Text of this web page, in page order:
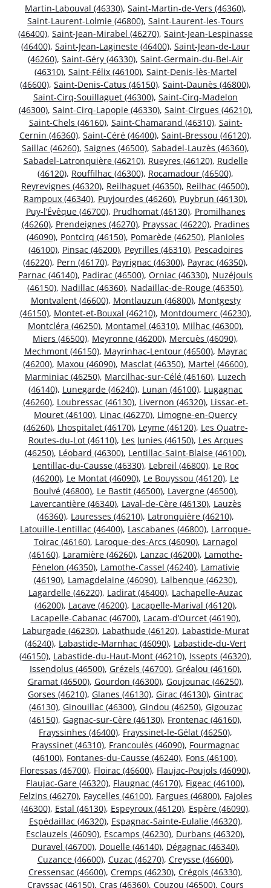
Martin-Labouval (46330), Saint-Martin-de-Vers (46360),
Saint-Laurent-Lolmie (46800), Saint-Laurent-les-Tours
(46400), Saint-Jean-Mirabel (46270), Saint-Jean-Lespinasse
(46400), Saint-Jean-Lagineste (46400), Saint-Jean-de-Laur
(46260), Saint-Géry (46330), Saint-Germain-du-Bel-Air
(46310), Saint-Félix (46100), Saint-Denis-lès-Martel
(46600), Saint-Denis-Catus (46150), Saint-Daunès (46800),
Saint-Cirq-Souillaguet (46300), Saint-Cirq-Madelon
(46300), Saint-Cirq-Lapopie (46330), Saint-Cirgues (46210),
Saint-Chels (46160), Saint-Chamarand (46310), Saint-
Cernin (46360), Saint-Céré (46400), Saint-Bressou (46120),
Saillac (46260), Saignes (46500), Sabadel-Lauzès (46360),
Sabadel-Latronquière (46210), Rueyres (46120), Rudelle
(46120), Rouffilhac (46300), Rocamadour (46500),
Reyrevignes (46320), Reilhaguet (46350), Reilhac (46500),
Rampoux (46340), Puyjourdes (46260), Puybrun (46130),
Puy-l’Évêque (46700), Prudhomat (46130), Promilhanes
(46260), Prendeignes (46270), Prayssac (46220), Pradines
(46090), Pontcirq (46150), Pomarède (46250), Planioles
(46100), Pinsac (46200), Peyrilles (46310), Pescadoires
(46220), Pern (46170), Payrignac (46300), Payrac (46350),
Parnac (46140), Padirac (46500), Orniac (46330), Nuzéjouls
(46150), Nadillac (46360), Nadaillac-de-Rouge (46350),
Montvalent (46600), Montlauzun (46800), Montgesty
(46150), Montet-et-Bouxal (46210), Montdoumerc (46230),
Montcléra (46250), Montamel (46310), Milhac (46300),
Miers (46500), Meyronne (46200), Mercuès (46090),
Mechmont (46150), Mayrinhac-Lentour (46500), Mayrac
(46200), Maxou (46090), Masclat (46350), Martel (46600),
Marminiac (46250), Marcilhac-sur-Célé (46160), Luzech
(46140), Lunegarde (46240), Lunan (46100), Lugagnac
(46260), Loubressac (46130), Livernon (46320), Lissac-et-
Mouret (46100), Linac (46270), Limogne-en-Quercy
(46260), Lhospitalet (46170), Leyme (46120), Les Quatre-
Routes-du-Lot (46110), Les Junies (46150), Les Arques
(46250), Léobard (46300), Lentillac-Saint-Blaise (46100),
Lentillac-du-Causse (46330), Lebreil (46800), Le Roc
(46200), Le Montat (46090), Le Bouyssou (46120), Le
Boulvé (46800), Le Bastit (46500), Lavergne (46500),
Lavercantière (46340), Laval-de-Cère (46130), Lauzès
(46360), Lauresses (46210), Latronquière (46210),
Latouille-Lentillac (46400), Lascabanes (46800), Larroque-
Toirac (46160), Laroque-des-Arcs (46090), Larnagol
(46160), Laramière (46260), Lanzac (46200), Lamothe-
Fénelon (46350), Lamothe-Cassel (46240), Lamativie
(46190), Lamagdelaine (46090), Lalbenque (46230),
Lagardelle (46220), Ladirat (46400), Lachapelle-Auzac
(46200), Lacave (46200), Lacapelle-Marival (46120),
Lacapelle-Cabanac (46700), Lacam-d’Ourcet (46190),
Laburgade (46230), Labathude (46120), Labastide-Murat
(46240), Labastide-Marnhac (46090), Labastide-du-Vert
(46150), Labastide-du-Haut-Mont (46210), Issepts (46320),
Issendolus (46500), Grézels (46700), Gréalou (46160),
Gramat (46500), Gourdon (46300), Goujounac (46250),
Gorses (46210), Glanes (46130), Girac (46130), Gintrac
(46130), Ginouillac (46300), Gindou (46250), Gigouzac
(46150), Gagnac-sur-Cère (46130), Frontenac (46160),
Frayssinhes (46400), Frayssinet-le-Gélat (46250),
Frayssinet (46310), Francoulès (46090), Fourmagnac
(46100), Fontanes-du-Causse (46240), Fons (46100),
Floressas (46700), Floirac (46600), Flaujac-Poujols (46090),
Flaujac-Gare (46320), Flaugnac (46170), Figeac (46100),
Felzins (46270), Faycelles (46100), Fargues (46800), Fajoles
(46300), Estal (46130), Espeyroux (46120), Espère (46090),
Espédaillac (46320), Espagnac-Sainte-Eulalie (46320),
Esclauzels (46090), Escamps (46230), Durbans (46320),
Duravel (46700), Douelle (46140), Dégagnac (46340),
Cuzance (46600), Cuzac (46270), Creysse (46600),
Cressensac (46600), Cremps (46230), Crégols (46330),
Crayssac (46150), Cras (46360), Couzou (46500), Cours